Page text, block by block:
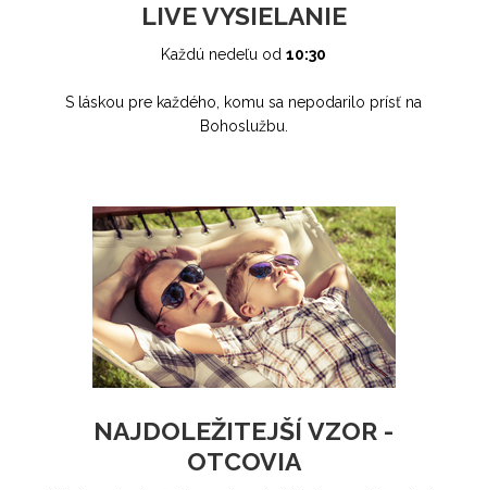
LIVE VYSIELANIE
Každú nedeľu od 10:30
S láskou pre každého, komu sa nepodarilo prísť na
Bohoslužbu.
NAJDOLEŽITEJŠÍ VZOR -
OTCOVIA